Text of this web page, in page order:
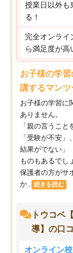
授業日以外も
る！
完全オンライ
ら満足度が高
お子様の学
講するマン
お子様の学習に
ありません。
「親の言うこ
「受験が不安
結果がでない」
ものもあるでし
保護者の方がサ
か...
続きを読む
トウコベ
導】の口
オンライン校